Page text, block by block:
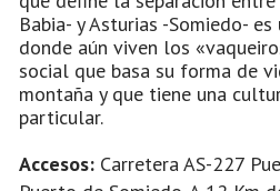
Babia- y Asturias -Somiedo-
donde aún viven los
social que basa su forma de
montaña y que tiene una
particular.
Accesos: Carretera AS-227